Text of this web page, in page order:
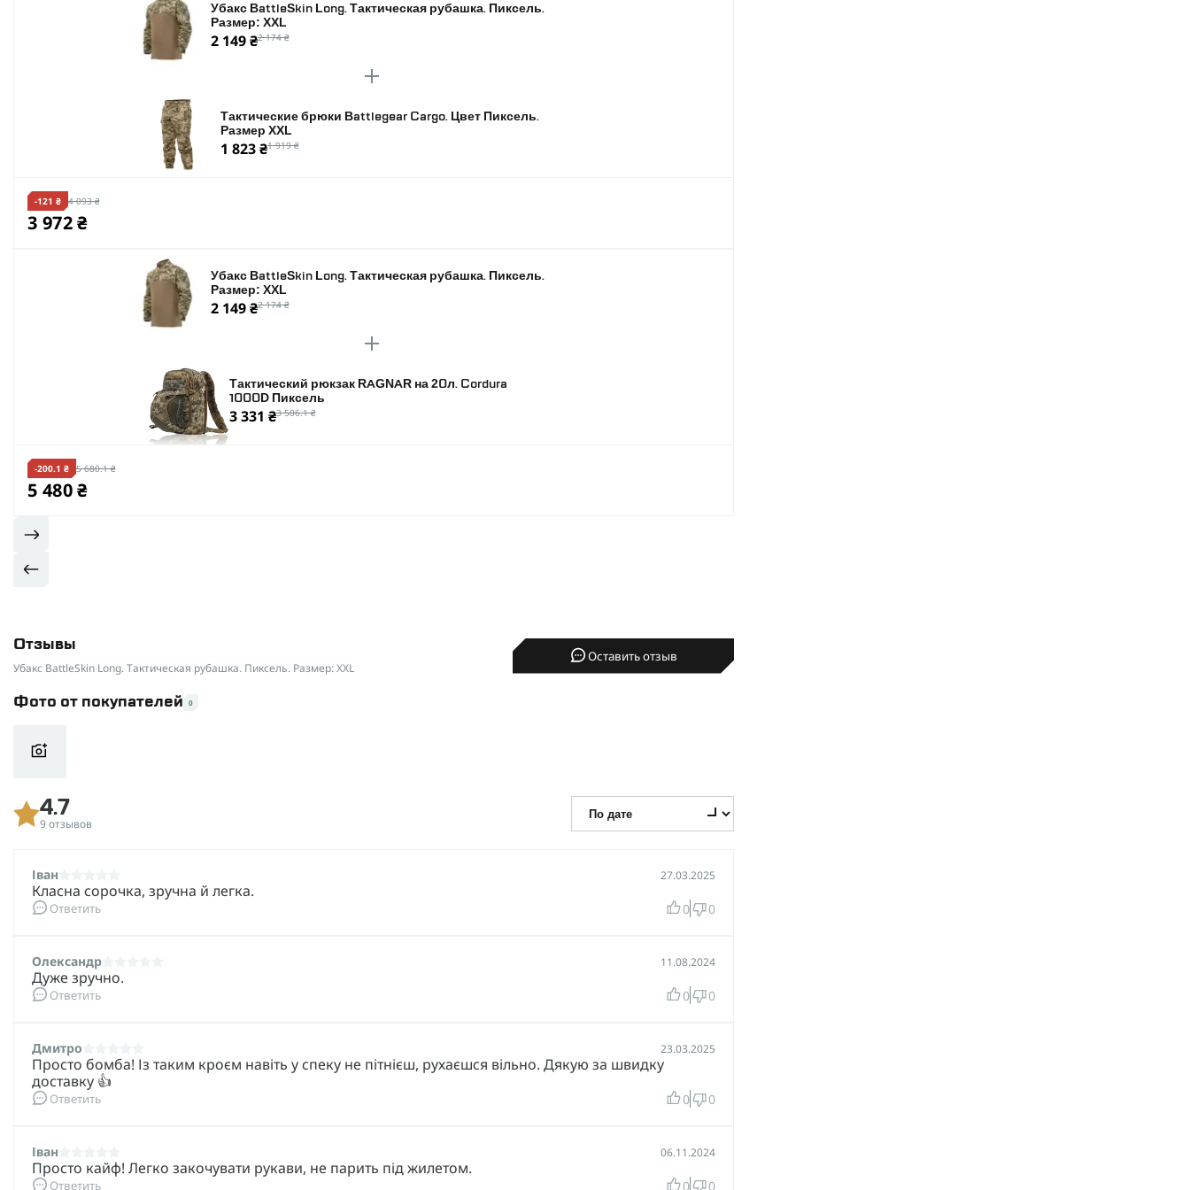
Убакс BattleSkin Long. Тактическая рубашка. Пиксель.
Размер: XXL
2 149 ₴2 174 ₴
Тактические брюки Battlegear Cargo. Цвет Пиксель.
Размер XXL
1 823 ₴1 919 ₴
-121 ₴ 4 093 ₴
3 972 ₴
Убакс BattleSkin Long. Тактическая рубашка. Пиксель.
Размер: XXL
2 149 ₴2 174 ₴
Тактический рюкзак RAGNAR на 20л. Cordura
1000D Пиксель
3 331 ₴3 506.1 ₴
-200.1 ₴ 5 680.1 ₴
5 480 ₴
Отзывы
Убакс BattleSkin Long. Тактическая рубашка. Пиксель. Размер: XXL
Оставить отзыв
Фото от покупателей 0
4.7
9 отзывов
Іван 27.03.2025
Класна сорочка, зручна й легка.
Ответить 0 0
Олександр 11.08.2024
Дуже зручно.
Ответить 0 0
Дмитро 23.03.2025
Просто бомба! Із таким кроєм навіть у спеку не пітнієш, рухаєшся вільно. Дякую за швидку
доставку 👍
Ответить 0 0
Іван 06.11.2024
Просто кайф! Легко закочувати рукави, не парить під жилетом.
Ответить 0 0